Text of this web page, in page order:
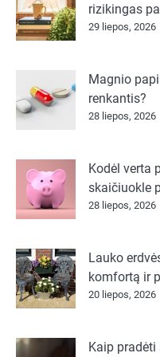
rizikingas
29 liepos, 2026
Magnio
renkantis?
28 liepos, 2026
Kodėl verta
skaičiuokle
28 liepos, 2026
Lauko
komfortą ir
20 liepos, 2026
Kaip